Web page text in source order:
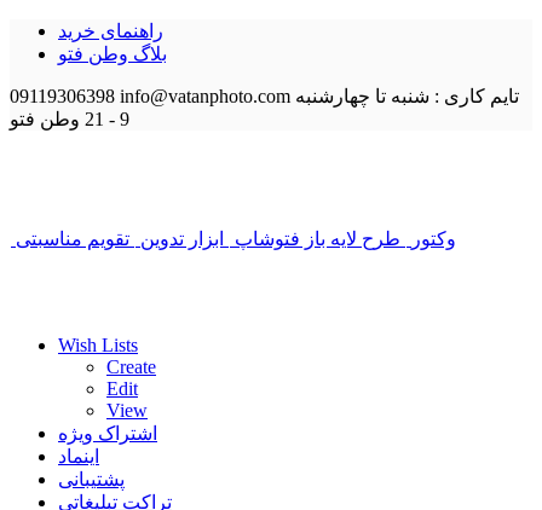
راهنمای خرید
بلاگ وطن فتو
09119306398 info@vatanphoto.com تایم کاری : شنبه تا چهارشنبه
9 - 21
وطن فتو
وکتور طرح لایه باز فتوشاپ ابزار تدوین تقویم مناسبتی
Wish Lists
Create
Edit
View
اشتراک ویژه
اینماد
پشتیبانی
تراکت تبلیغاتی